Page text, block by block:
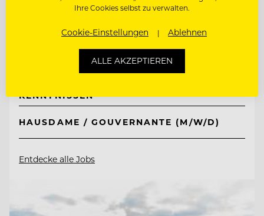
Neuhaus Zillertal Resort &
ElisabethHotel
6290 Mayrhofen, Österreich
KENNTNISSEN
HAUSDAME / GOUVERNANTE (M/W/D)
Entdecke alle Jobs
Ihre Cookies selbst zu verwalten.
Cookie-Einstellungen Ablehnen
ALLE AKZEPTIEREN